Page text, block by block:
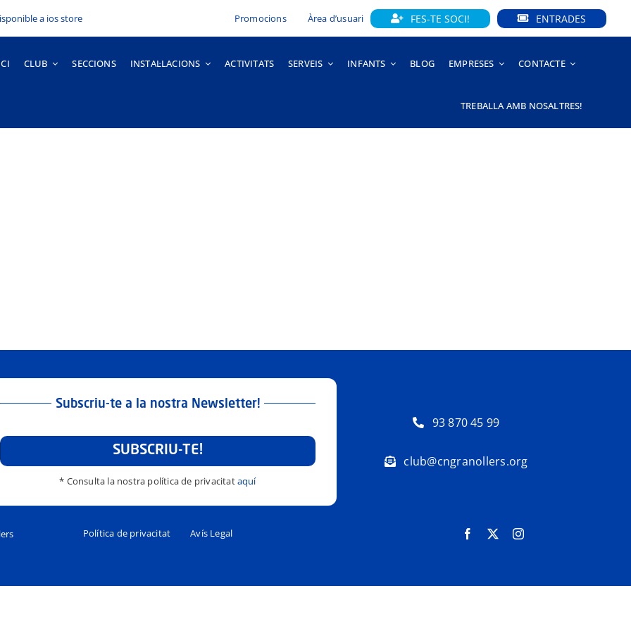
Promocions Àrea d’usuari FES-TE SOCI! ENTRADES
CLUB SECCIONS INSTAL·LACIONS ACTIVITATS SERVEIS INFANTS BLOG EMPRESES CONTACTE
TREBALLA AMB NOSALTRES!
Subscriu-te a la nostra Newsletter!
SUBSCRIU-TE!
* Consulta la nostra política de privacitataquí
93 870 45 99
club@cngranollers.org
Política de privacitat Avís Legal